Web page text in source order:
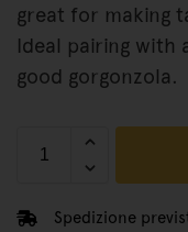
great for making
Ideal pairing with
good gorgonzola.
Spedizione